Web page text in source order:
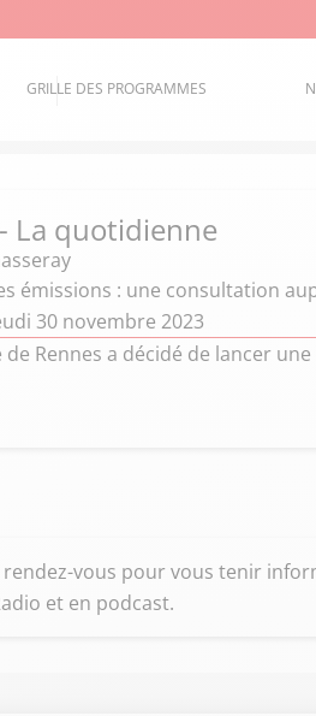
GRILLE DES PROGRAMMES
La quotidienne
émissions : une consultation
30 novembre 2023
Rennes a décidé de lancer
vous pour vous tenir
et en podcast.